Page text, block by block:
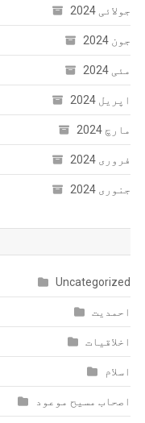
جولائی 2024
جون 2024
مئی 2024
اپریل 2024
مارچ 2024
فروری 2024
جنوری 2024
Uncategorized
احمدیت
اخلاقیات
اسلام
اصحاب مسیح موعود